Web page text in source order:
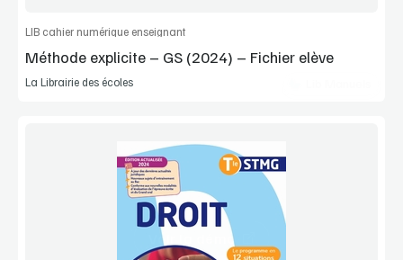
LIB cahier numérique enseignant
Méthode explicite – GS (2024) – Fichier elève
La Librairie des écoles
Voir la démo